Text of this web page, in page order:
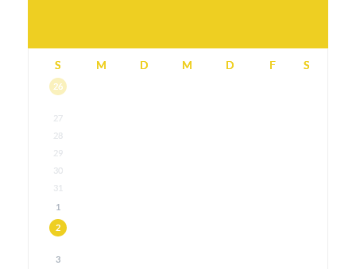
S M D M D F S
26
27
28
29
30
31
1
2
3